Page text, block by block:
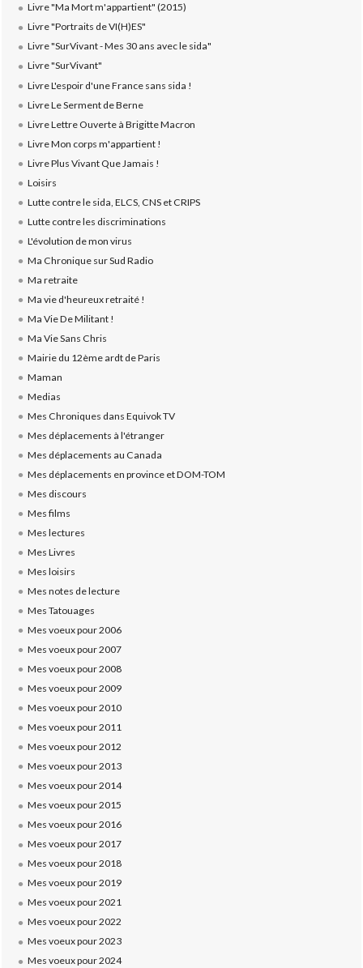
Livre "Ma Mort m'appartient" (2015)
Livre "Portraits de VI(H)ES"
Livre "SurVivant - Mes 30 ans avec le sida"
Livre "SurVivant"
Livre L'espoir d'une France sans sida !
Livre Le Serment de Berne
Livre Lettre Ouverte à Brigitte Macron
Livre Mon corps m'appartient !
Livre Plus Vivant Que Jamais !
Loisirs
Lutte contre le sida, ELCS, CNS et CRIPS
Lutte contre les discriminations
L'évolution de mon virus
Ma Chronique sur Sud Radio
Ma retraite
Ma vie d'heureux retraité !
Ma Vie De Militant !
Ma Vie Sans Chris
Mairie du 12ème ardt de Paris
Maman
Medias
Mes Chroniques dans Equivok TV
Mes déplacements à l'étranger
Mes déplacements au Canada
Mes déplacements en province et DOM-TOM
Mes discours
Mes films
Mes lectures
Mes Livres
Mes loisirs
Mes notes de lecture
Mes Tatouages
Mes voeux pour 2006
Mes voeux pour 2007
Mes voeux pour 2008
Mes voeux pour 2009
Mes voeux pour 2010
Mes voeux pour 2011
Mes voeux pour 2012
Mes voeux pour 2013
Mes voeux pour 2014
Mes voeux pour 2015
Mes voeux pour 2016
Mes voeux pour 2017
Mes voeux pour 2018
Mes voeux pour 2019
Mes voeux pour 2021
Mes voeux pour 2022
Mes voeux pour 2023
Mes voeux pour 2024